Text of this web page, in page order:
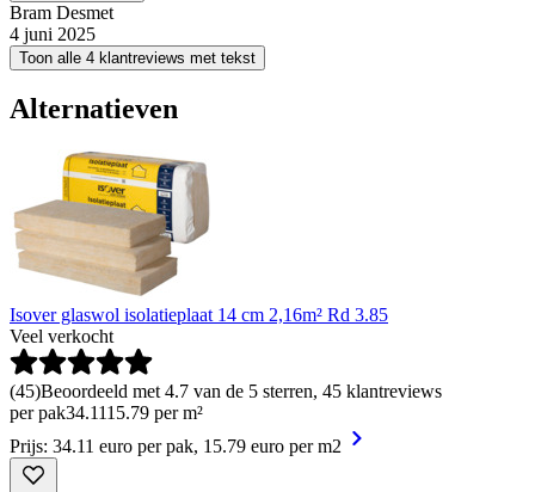
Bram Desmet
4 juni 2025
Toon alle 4 klantreviews met tekst
Alternatieven
Isover glaswol isolatieplaat 14 cm 2,16m² Rd 3.85
Veel verkocht
(45)Beoordeeld met 4.7 van de 5 sterren, 45 klantreviews
per pak34.1115.79 per m²
Prijs: 34.11 euro per pak, 15.79 euro per m2